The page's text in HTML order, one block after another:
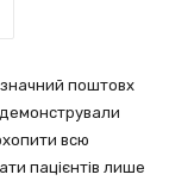
значний поштовх
всю
пацієнтів лише